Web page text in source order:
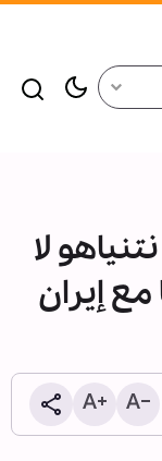
لا
مع إيران